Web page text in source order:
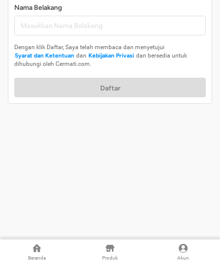
Beranda Produk Akun
Nama Belakang
Dengan klik Daftar, Saya telah membaca dan menyetujui
Syarat dan Ketentuan dan Kebijakan Privasi dan bersedia untuk
dihubungi oleh Cermati.com.
Daftar